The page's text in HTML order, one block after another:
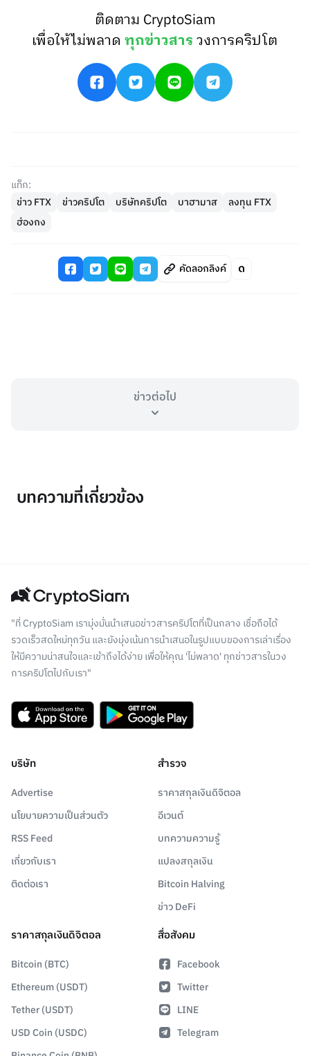
ติดตาม CryptoSiam
เพื่อให้ไม่พลาดทุกข่าวสารวงการคริปโต
แท็ก:
ข่าว FTX
ข่าวคริปโต บริษัทคริปโต บาฮามาส
ลงทุน FTX
ฮ่องกง
คัดลอกลิงค์
ข่าวต่อไป
บทความที่เกี่ยวข้อง
"ที่ CryptoSiam เรามุ่งมั่นนำเสนอข่าวสารคริปโตที่เป็นกลาง เชื่อถือได้
รวดเร็วสดใหม่ทุกวัน และยังมุ่งเน้นการนำเสนอในรูปแบบของการเล่าเรื่อง
ให้มีความน่าสนใจและเข้าถึงได้ง่าย เพื่อให้คุณ 'ไม่พลาด' ทุกข่าวสารในวง
การคริปโตไปกับเรา"
บริษัท
Advertise
นโยบายความเป็นส่วนตัว
RSS Feed
เกี่ยวกับเรา
ติดต่อเรา
สำรวจ
ราคาสกุลเงินดิจิตอล
อีเวนต์
บทความความรู้
แปลงสกุลเงิน
Bitcoin Halving
ข่าว DeFi
ราคาสกุลเงินดิจิตอล
Bitcoin (BTC)
Ethereum (USDT)
Tether (USDT)
USD Coin (USDC)
สื่อสังคม
Facebook
Twitter
LINE
Telegram